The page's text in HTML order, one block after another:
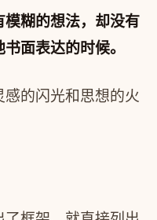
模糊的想法，却没有
面表达的时候。
的闪光和思想的火